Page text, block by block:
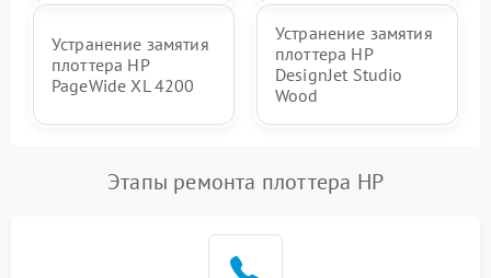
Устранение замятия
плоттера HP
PageWide XL 4200
Устранение замятия
плоттера HP
DesignJet Studio
Wood
Этапы ремонта плоттера HP